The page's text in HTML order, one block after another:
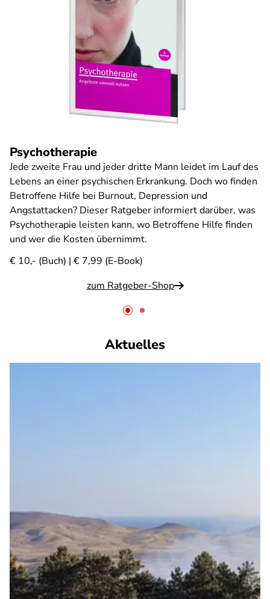
Psychotherapie
Jede zweite Frau und jeder dritte Mann leidet im Lauf des
Lebens an einer psychischen Erkrankung. Doch wo finden
Betroffene Hilfe bei Burnout, Depression und
Angstattacken? Dieser Ratgeber informiert darüber, was
Psychotherapie leisten kann, wo Betroffene Hilfe finden
und wer die Kosten übernimmt.
€ 10,- (Buch) | € 7,99 (E-Book)
zum Ratgeber-Shop
Aktuelles